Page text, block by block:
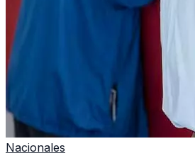
Nacionales